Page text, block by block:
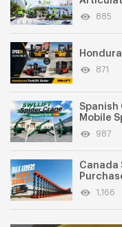
885
871
Spanish
Mobile
987
Canada
1,166